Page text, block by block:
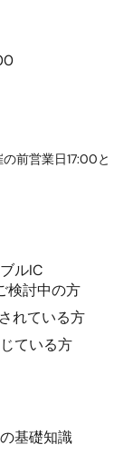
前営業日17:00と
ルIC
検討中の方
れている方
ている方
基礎知識